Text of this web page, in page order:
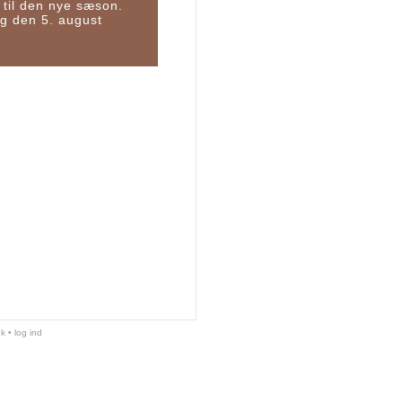
til den nye sæson.
den 5. august
• log ind